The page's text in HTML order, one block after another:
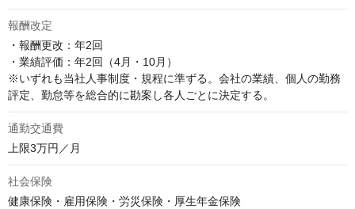
報酬改定
・報酬更改：年2回
・業績評価：年2回（4月・10月）
※いずれも当社人事制度・規程に準ずる。会社の業績、個人の勤務
評定、勤怠等を総合的に勘案し各人ごとに決定する。
通勤交通費
上限3万円／月
社会保険
健康保険・雇用保険・労災保険・厚生年金保険